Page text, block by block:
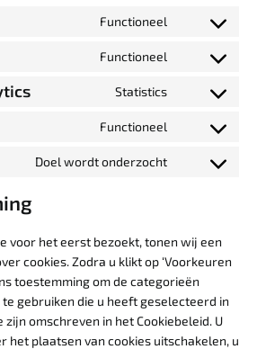
Functioneel
Consent
complianz
Functioneel
Consent
wordpress
Statistics
Consent
google-
Functioneel
Consent
Doel wordt onderzocht
Consent
voor het eerst bezoekt, tonen wij een
cookies. Zodra u klikt op ‘Voorkeuren
toestemming om de categorieën
gebruiken die u heeft geselecteerd in
omschreven in het Cookiebeleid. U
het plaatsen van cookies uitschakelen, u